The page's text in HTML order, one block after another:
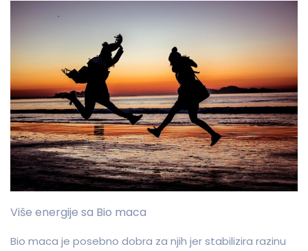
Više energije sa Bio maca
Bio maca je posebno dobra za njih jer stabilizira razinu